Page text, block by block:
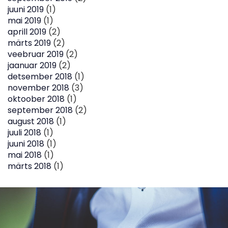
juuni 2019 (1)
mai 2019 (1)
aprill 2019 (2)
märts 2019 (2)
veebruar 2019 (2)
jaanuar 2019 (2)
detsember 2018 (1)
november 2018 (3)
oktoober 2018 (1)
september 2018 (2)
august 2018 (1)
juuli 2018 (1)
juuni 2018 (1)
mai 2018 (1)
märts 2018 (1)